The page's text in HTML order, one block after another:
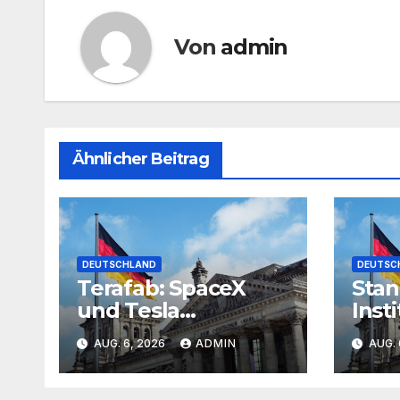
Von admin
Ähnlicher Beitrag
DEUTSCHLAND
Terafab: SpaceX
und Tesla
investieren
zunächst 16,8
Milliarden US-Dollar
AUG. 6, 2026 ADMIN